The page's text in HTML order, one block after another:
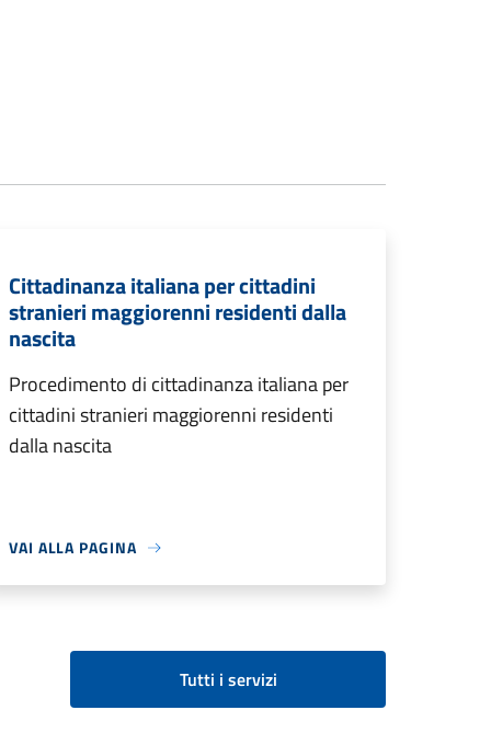
Cittadinanza italiana per cittadini
stranieri maggiorenni residenti dalla
nascita
Procedimento di cittadinanza italiana per
cittadini stranieri maggiorenni residenti
dalla nascita
VAI ALLA PAGINA
Tutti i servizi